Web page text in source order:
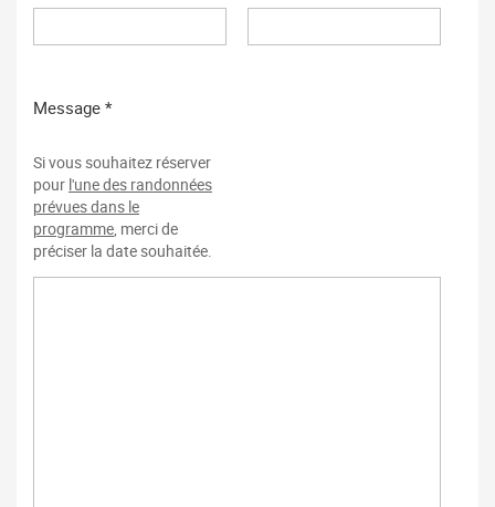
Message *
Si vous souhaitez réserver
pour l'une des randonnées
prévues dans le
programme , merci de
préciser la date souhaitée.